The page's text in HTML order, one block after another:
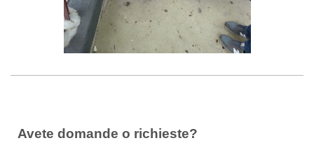
Avete domande o richieste?